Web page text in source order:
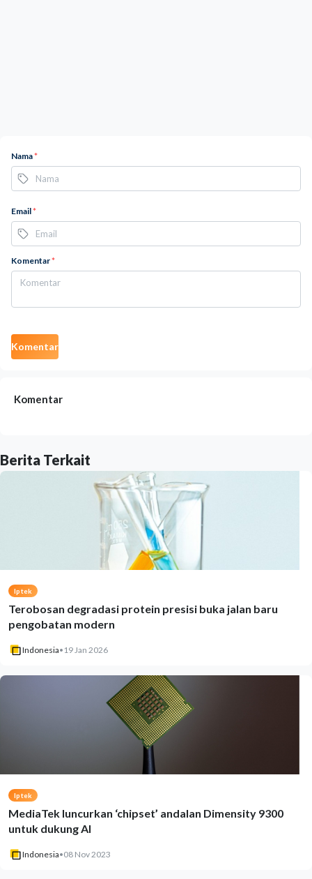
Nama*
Email*
Komentar*
Komentar
Komentar
Berita Terkait
Iptek
Terobosan degradasi protein presisi buka jalan baru
pengobatan modern
Indonesia• 19 Jan 2026
Iptek
MediaTek luncurkan ‘chipset’ andalan Dimensity 9300
untuk dukung AI
Indonesia•08 Nov 2023